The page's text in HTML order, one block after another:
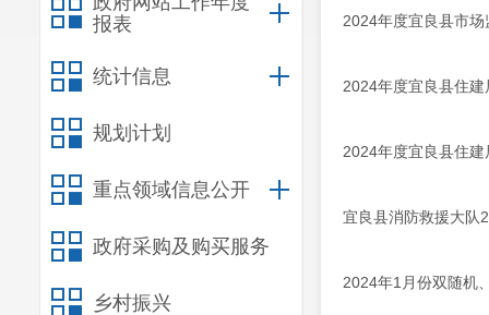
报表
统计信息
规划计划
重点领域信息公开
政府采购及购买服务
乡村振兴
2024年度宜良县市场
2024年度宜良县住
2024年度宜良县住
宜良县消防救援大队
2024年1月份双随机